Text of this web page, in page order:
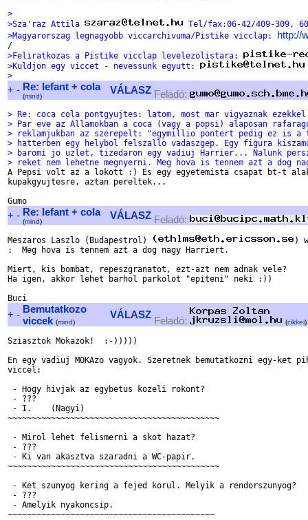
>
>Sza'raz Attila
Tel/fax:06-42/409-309,
>Magyarorszag legnagyobb viccarchivuma/Pistike vicclap: http://
>Feliratkozas a Pistike vicclap levelezolistara:
>Kuldjon egy viccet - nevessunk egyutt:
>
+ - Re: lefant + cola
(mind)
VÁLASZ Feladó:
> Re: coca cola pontgyujtes: latom, most mar vigyaznak
> Par eve az Allamokban a coca (vagy a popsi) alaposan
> reklamjukban az szerepelt: "egymillio pontert pedig ez is
> hatterben egy helybol felszallo vadaszgep. Egy figura
> baromi jo uzlet, tizedaron egy vadiuj Harrier... Nalunk
> reket nem lehetne megnyerni. Meg hova is tennem azt a dog
A Pepsi volt az a lokott :) Es egy egyetemista csapat bt-t
kupakgyujtesre, aztan pereltek...
+ - Re: lefant + cola
(mind)
VÁLASZ Feladó:
Meszaros Laszlo (Budapestrol)
)
:  Meg hova is tennem azt a dog nagy Harriert.
Miert, kis bombat, repeszgranatot, ezt-azt nem adnak vele?
Ha igen, akkor lehet barhol parkolot "epiteni" neki :))
+ - Bemutatkozo
viccek (mind)
VÁLASZ
Feladó: (cikkei)
Sziasztok Mokazok!  :-)))))
En egy vadiuj MOKAzo vagyok. Szeretnek bemutatkozni egy-ket
viccel:
- Hogy hivjak az egybetus kozeli rokont?
- ???
- I.    (Nagyi)
~~~~~~~~~~~~~~~~~~~~~~~~~~~~~~~~~~~~~~~~~~~~
- Mirol lehet felismerni a skot hazat?
- ???
- Ki van akasztva szaradni a WC-papir.
~~~~~~~~~~~~~~~~~~~~~~~~~~~~~~~~~~~~~~~~~~~~
- Ket szunyog kering a fejed korul. Melyik a rendorszunyog?
- ???
- Amelyik nyakoncsip.
~~~~~~~~~~~~~~~~~~~~~~~~~~~~~~~~~~~~~~~~~~~